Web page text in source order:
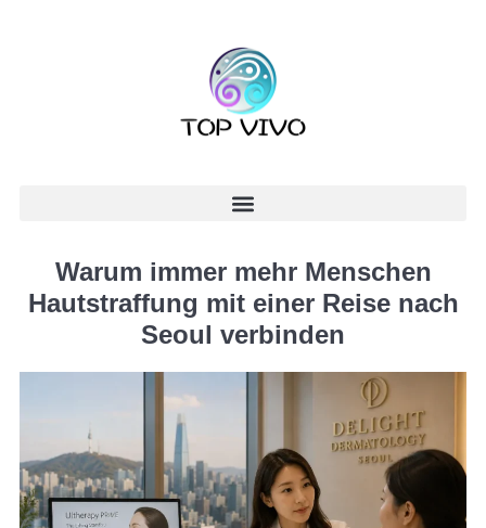
Warum immer mehr Menschen
Hautstraffung mit einer Reise nach
Seoul verbinden